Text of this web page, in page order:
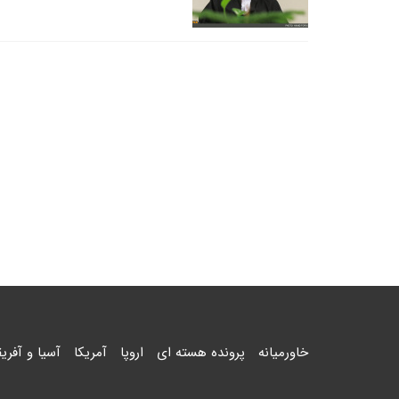
خاورمیانه پرونده هسته ای اروپا آمریکا آسیا و